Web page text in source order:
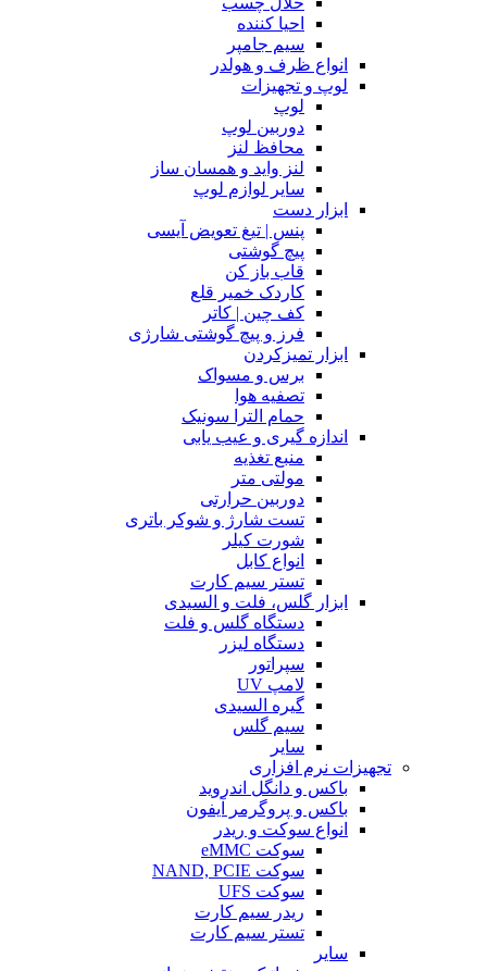
احیا کننده
سیم جامپر
انواع ظرف و هولدر
لوپ و تجهیزات
لوپ
دوربین لوپ
محافظ لنز
لنز واید و همسان ساز
سایر لوازم لوپ
ابزار دست
پنس | تیغ تعویض آیسی
پیچ گوشتی
قاب باز کن
کاردک خمیر قلع
کف چین | کاتر
فرز و پیچ گوشتی شارژی
ابزار تمیزکردن
برس و مسواک
تصفیه هوا
حمام الترا سونیک
اندازه گیری و عیب یابی
منبع تغذیه
مولتی متر
دوربین حرارتی
تست شارژ و شوکر باتری
شورت کیلر
انواع کابل
تستر سیم کارت
ابزار گلس، فلت و السیدی
دستگاه گلس و فلت
دستگاه لیزر
سپراتور
لامپ UV
گیره السیدی
سیم گلس
سایر
تجهیزات نرم افزاری
باکس و دانگل اندروید
باکس و پروگرمر آیفون
انواع سوکت و ریدر
سوکت eMMC
سوکت NAND, PCIE
سوکت UFS
ریدر سیم کارت
تستر سیم کارت
سایر